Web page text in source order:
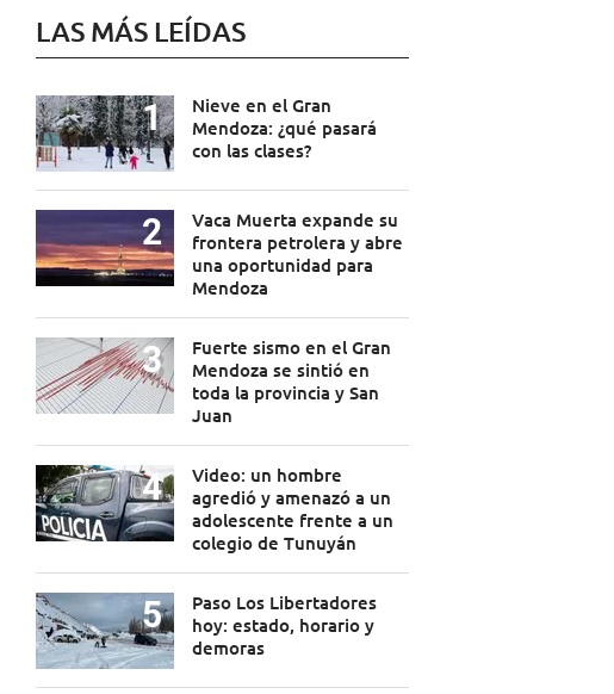
LAS MÁS LEÍDAS
Nieve en el Gran
Mendoza: ¿qué pasará
con las clases?
Vaca Muerta expande su
frontera petrolera y abre
una oportunidad para
Mendoza
Fuerte sismo en el Gran
Mendoza se sintió en
toda la provincia y San
Juan
Video: un hombre
agredió y amenazó a un
adolescente frente a un
colegio de Tunuyán
Paso Los Libertadores
hoy: estado, horario y
demoras